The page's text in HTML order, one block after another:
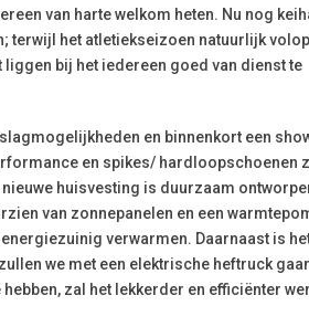
van harte welkom heten. Nu nog
terwijl het atletiekseizoen natuurlijk
bij het iedereen goed van dienst te
en binnenkort een
en spikes/ hardloopschoenen
huisvesting is duurzaam
van zonnepanelen en een
verwarmen. Daarnaast is
we met een elektrische heftruck
zal het lekkerder en efficiënter